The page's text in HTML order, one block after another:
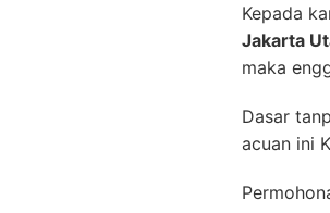
Kepada
Jakarta
maka
Dasar
acuan ini